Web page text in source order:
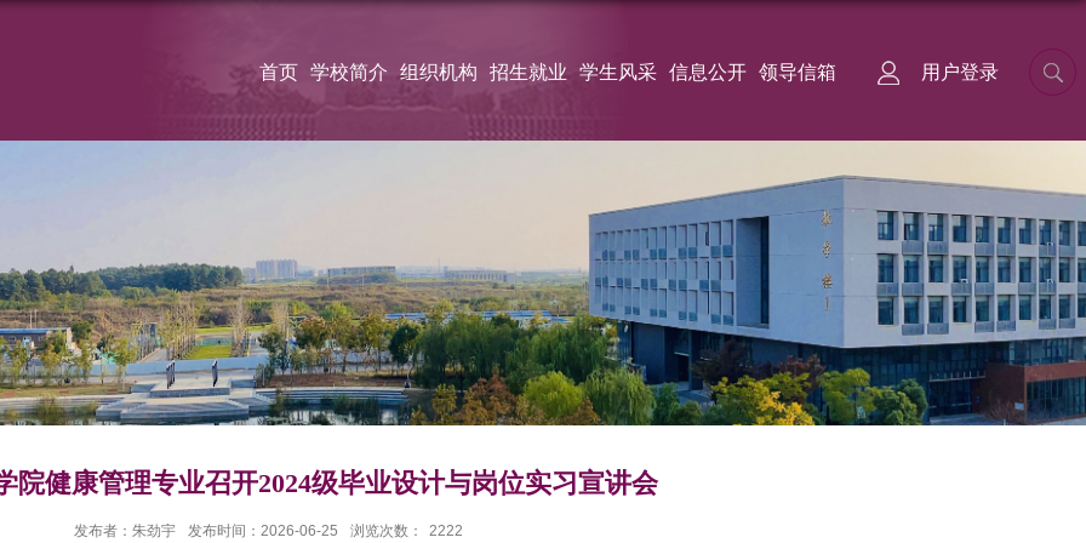
首页 学校简介 组织机构 招生就业 学生风采 信息公开 领导信箱 用户登录
院健康管理专业召开2024级毕业设计与岗位实习宣讲会
发布者：朱劲宇 发布时间：2026-06-25 浏览次数： 2222